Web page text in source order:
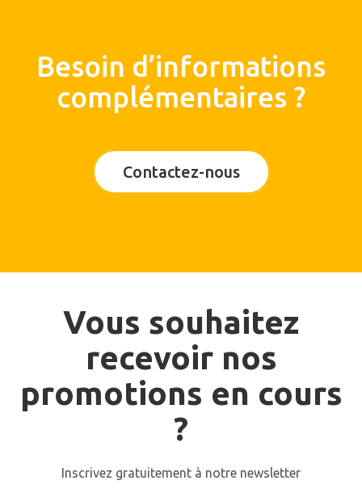
Besoin d’informations
complémentaires ?
Contactez-nous
Vous souhaitez
recevoir nos
promotions en cours
?
Inscrivez gratuitement à notre newsletter